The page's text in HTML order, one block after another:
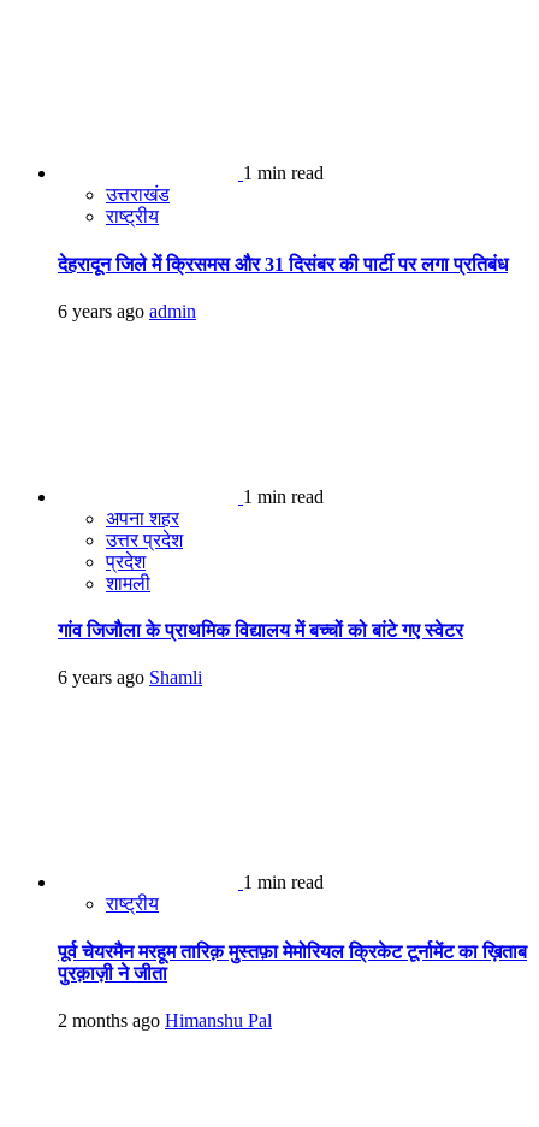
1 min read
उत्तराखंड
राष्ट्रीय
देहरादून जिले में क्रिसमस और 31 दिसंबर की पार्टी पर लगा प्रतिबंध
6 years ago admin
1 min read
अपना शहर
उत्तर प्रदेश
प्रदेश
शामली
गांव जिजौला के प्राथमिक विद्यालय में बच्चों को बांटे गए स्वेटर
6 years ago Shamli
1 min read
राष्ट्रीय
पूर्व चेयरमैन मरहूम तारिक़ मुस्तफ़ा मेमोरियल क्रिकेट टूर्नामेंट का ख़िताब
पुरक़ाज़ी ने जीता
2 months ago Himanshu Pal